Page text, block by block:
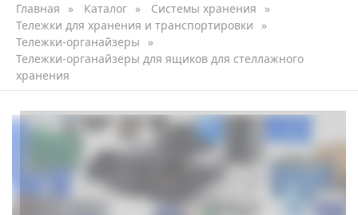
Главная » Каталог » Системы хранения
»
Тележки для хранения и транспортировки
»
Тележки-органайзеры
»
Тележки-органайзеры для ящиков для стеллажного
хранения